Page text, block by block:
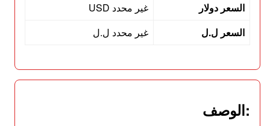
السعر دولار
غير محدد USD
السعر ل.ل
غير محدد ل.ل
:الوصف